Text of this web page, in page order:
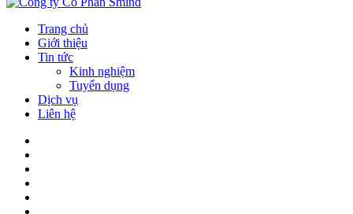
Trang chủ
Giới thiệu
Tin tức
Kinh nghiệm
Tuyển dụng
Dịch vụ
Liên hệ